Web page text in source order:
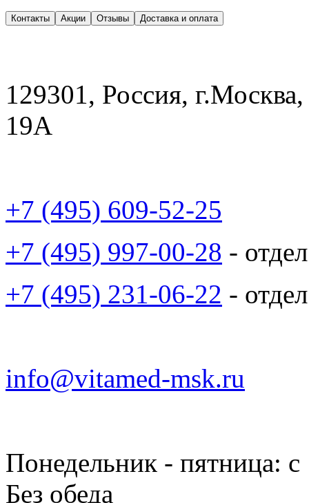
Контакты Акции Отзывы Доставка и оплата
129301, Россия,
19А
+7 (495) 609-52-25
+7 (495) 997-00-28 -
+7 (495) 231-06-22 -
info@vitamed-msk.ru
Понедельник - пятница:
Без обеда